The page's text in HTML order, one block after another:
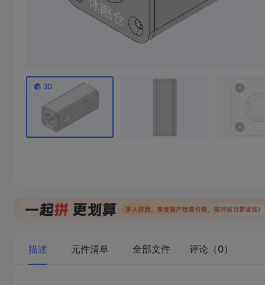
焊台休眠座
￥10.89/件
2寸1.1蓝牙小音响
3/10成团
描述 元件清单 全部文件 评论（0）